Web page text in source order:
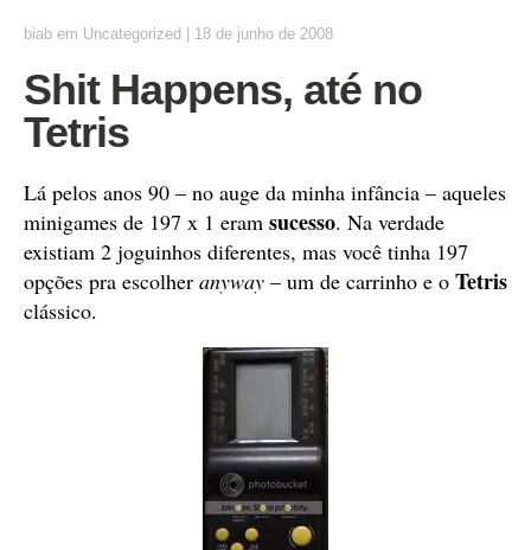
biab em Uncategorized 18 de junho de 2008
Shit Happens, até no
Tetris
Lá pelos anos 90 – no auge da minha infância – aqueles
minigames de 197 x 1 eram sucesso. Na verdade
existiam 2 joguinhos diferentes, mas você tinha 197
opções pra escolher anyway – um de carrinho e o Tetris
clássico.